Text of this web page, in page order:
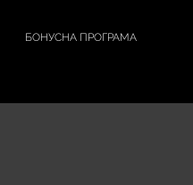
БОНУСНА ПРОГРАМА